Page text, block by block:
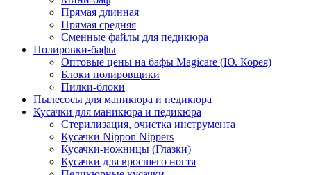
Прямая длинная
Прямая средняя
Сменные файлы для педикюра
Полировки-бафы
Оптовые цены на бафы Magicare (Ю. Корея)
Блоки полировщики
Пилки-блоки
Пылесосы для маникюра и педикюра
Кусачки для маникюра и педикюра
Стерилизация, очистка инструмента
Кусачки Nippon Nippers
Кусачки-ножницы (Глазки)
Кусачки для вросшего ногтя